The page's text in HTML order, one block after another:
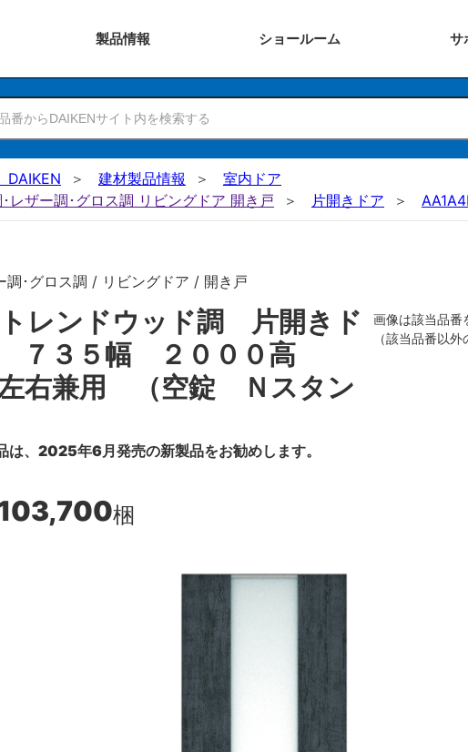
製品情報 ショールーム サ
DAIKEN 建材製品情報
室内ドア
レザー調･グロス調 リビングドア 開き戸
片開きドア
調･グロス調 / リビングドア / 開き戸
レンドウッド調 片開きド
３５幅 ２０００高
右兼用 （空錠 Ｎスタン
は、2025年6月発売の新製品をお勧めします。
梱
画像は該当品番
（該当品番以